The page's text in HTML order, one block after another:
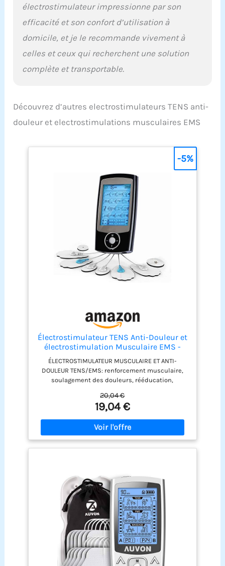
électrostimulateur impressionne par son
efficacité et son confort d’utilisation à
domicile, et je le recommande vivement à
celles et ceux qui recherchent une solution
complète et transportable.
Découvrez d’autres electrostimulateurs TENS anti-
douleur et electrostimulations musculaires EMS
Électrostimulateur TENS Anti-Douleur et
électrostimulation Musculaire EMS -
rééducation, soulagement des douleurs,
Massages, Soins de kinésithérapie - 16
programmes de Massage + 8 électrodes
ÉLECTROSTIMULATEUR MUSCULAIRE ET ANTI-
DOULEUR TENS/EMS: renforcement musculaire,
soulagement des douleurs, rééducation,
tonifiants, et soins de kinésithérapie etc...cet
appareil dispose de la technologie de stimulation
électrique transcutanée des nerfs (acronyme
anglais TENS), une technologie cliniquement
prouvée sans risques et efficace contre les
douleurs. 16 MODES PRÉPROGRAMMÉS pour TENS :
et chroniques. Libération d‘endorphines.
Soulagement des douleurs diffuses du dos, des
bras, jambes, pieds, coude, épaule, des douleurs
musculaires profondes, sciatique, arthrose,
rhumatisme, migraine, etc (8) électrodes
réutilisables de haute qualité : ces électrodes
sont réutilisables et sont dotées d’une forme
permettant de les utiliser sur n’importe quelle
partie du corps. Plus besoin d’utiliser de crème ou
de gel conducteur. Vous pouvez également
20,04 €
19,04 €
-5%